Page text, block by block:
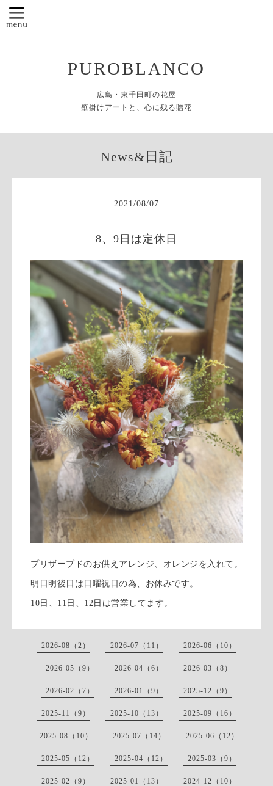
PUROBLANCO
広島・東千田町の花屋
壁掛けアートと、心に残る贈花
News&日記
2021 /08/07
8、9日は定休日
プリザーブドのお供えアレンジ、オレンジを入れて。
明日明後日は日曜祝日の為、お休みです。
10日、11日、12日は営業してます。
2026-08（2） 2026-07（11） 2026-06（10）
2026-05（9） 2026-04（6） 2026-03（8）
2026-02（7） 2026-01（9） 2025-12（9）
2025-11（9） 2025-10（13） 2025-09（16）
2025-08（10） 2025-07（14） 2025-06（12）
2025-05（12） 2025-04（12） 2025-03（9）
2025-02（9） 2025-01（13） 2024-12（10）